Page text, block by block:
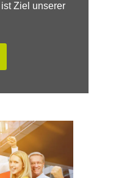
Ziel unserer